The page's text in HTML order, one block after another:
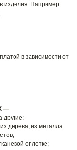
изделия. Например:
в зависимости от
—
другие:
дерева; из металла
оплетке;